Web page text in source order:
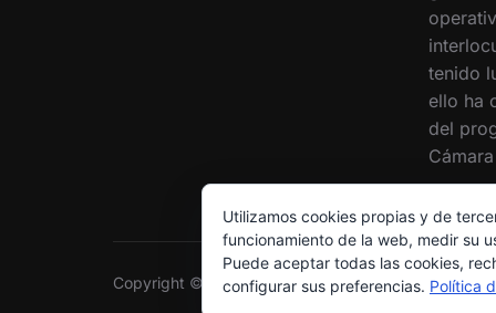
tenido
ello ha
del
Copyright © 2026 Grupo Interóleo
Utilizamos cookies propias y de
funcionamiento de la web, medir su
Puede aceptar todas las cookies,
configurar sus preferencias. Política